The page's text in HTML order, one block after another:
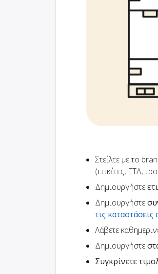
Στείλτε με το
(ετικέτες, ETA,
Δημιουργήστε
Δημιουργήστε
τις
Λάβετε
Δημιουργήστε
Συγκρίνετε